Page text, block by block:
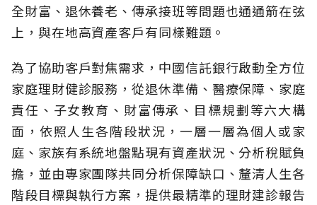
全財富、退休養老、傳承接班等問題也通通箭在弦
上，與在地高資產客戶有同樣難題。
為了協助客戶對焦需求，中國信託銀行啟動全方位
家庭理財健診服務，從退休準備、醫療保障、家庭
責任、子女教育、財富傳承、目標規劃等六大構
面，依照人生各階段狀況，一層一層為個人或家
庭、家族有系統地盤點現有資產狀況、分析稅賦負
擔，並由專家團隊共同分析保障缺口、釐清人生各
階段目標與執行方案，提供最精準的理財建診報告